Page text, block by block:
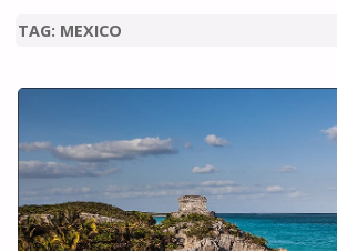
TAG: MEXICO